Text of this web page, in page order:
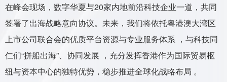
在峰会现场，数字华夏与20家内地前沿科技企业一道，共同
签署了出海战略意向协议。未来，我们将依托粤港澳大湾区
上市公司联合会的优质平台资源与专业服务体系 ，与科技同
仁们“拼船出海”、协同发展 ，充分发挥香港作为国际贸易枢
纽与资本中心的独特优势，稳步推进全球化战略布局 。